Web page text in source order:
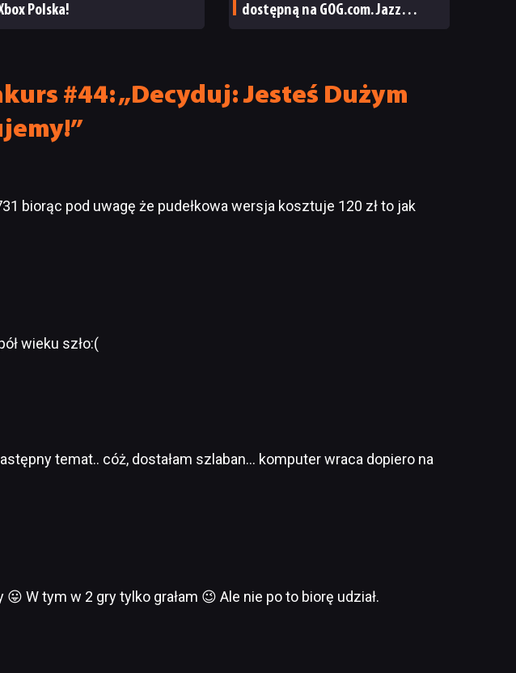
Polska!
dostępną na GOG.com. Jazz
#44: „Decyduj: Jesteś Dużym
biorąc pod uwagę że pudełkowa wersja kosztuje 120 zł to jak
wieku szło:(
temat.. cóż, dostałam szlaban… komputer wraca dopiero na
W tym w 2 gry tylko grałam 😉 Ale nie po to biorę udział.